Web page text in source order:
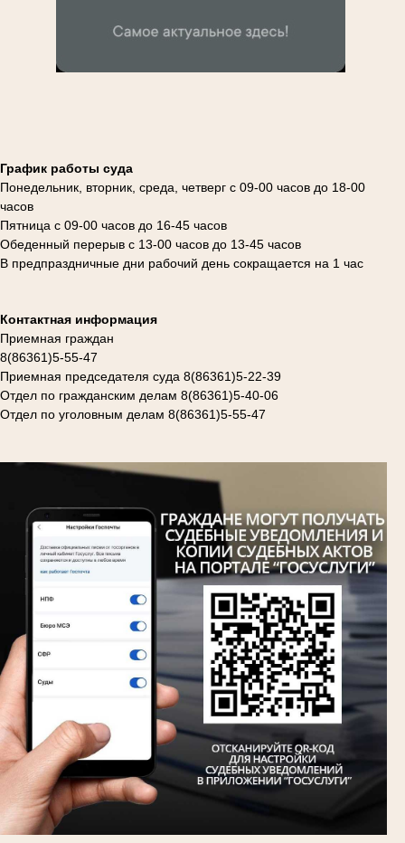
График работы суда
Понедельник, вторник, среда, четверг с 09-00 часов до 18-00
часов
Пятница с 09-00 часов до 16-45 часов
Обеденный перерыв с 13-00 часов до 13-45 часов
В предпраздничные дни рабочий день сокращается на 1 час
Контактная информация
Приемная граждан
8(86361)5-55-47
Приемная председателя суда 8(86361)5-22-39
Отдел по гражданским делам 8(86361)5-40-06
Отдел по уголовным делам 8(86361)5-55-47